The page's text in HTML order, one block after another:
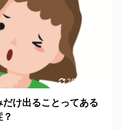
2018/12/26
け出ることってある